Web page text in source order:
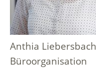
Anthia Liebersbach
Büroorganisation